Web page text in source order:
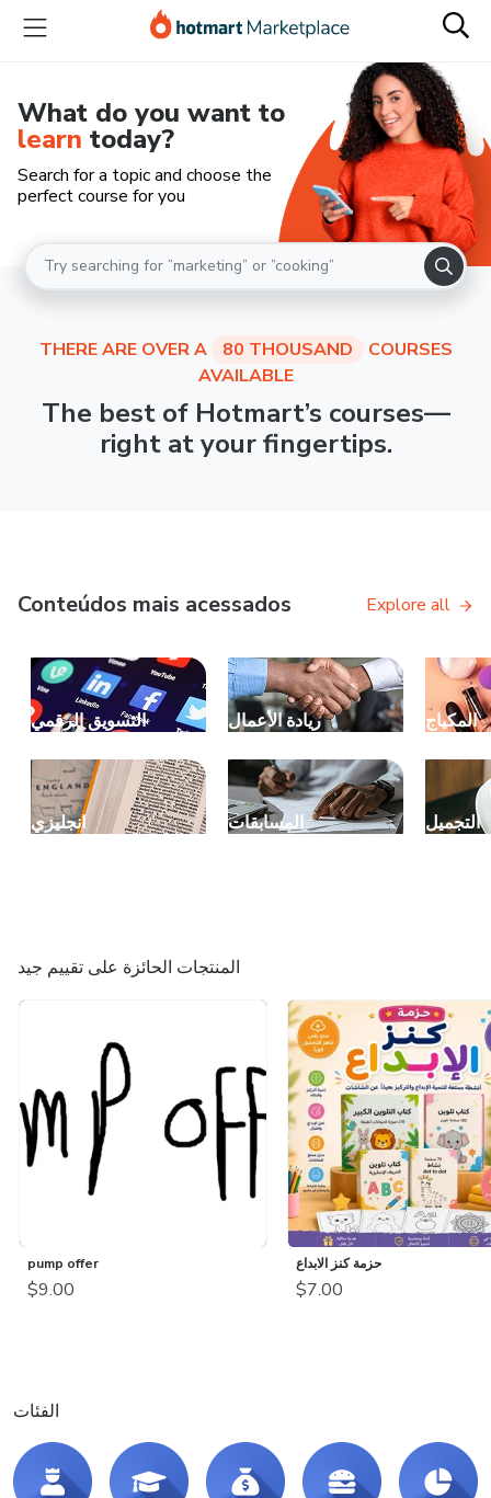
What do you want to
learn today?
Search for a topic and choose the
perfect course for you
THERE ARE OVER A 80 THOUSAND
COURSES
AVAILABLE
The best of Hotmart’s courses—
right at your fingertips.
Conteúdos mais acessados Explore all
التسويق الرقمي ريادة الأعمال المكياج
انجليزي المسابقات التجميل
المنتجات الحائزة على تقييم جيد
pump offer
$9.00
حزمة كنز الابداع
$7.00
الفئات